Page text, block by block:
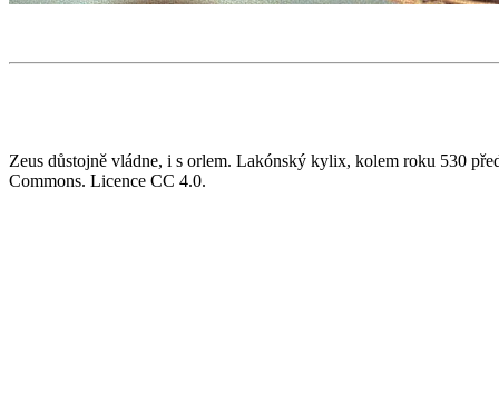
Zeus důstojně vládne, i s orlem. Lakónský kylix, kolem roku 530
Commons. Licence CC 4.0.